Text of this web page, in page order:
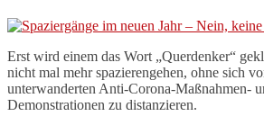
Erst wird einem das Wort „Querdenker“
nicht mal mehr spazierengehen, ohne sich
unterwanderten Anti-Corona-Maßnahmen-
Demonstrationen zu distanzieren.